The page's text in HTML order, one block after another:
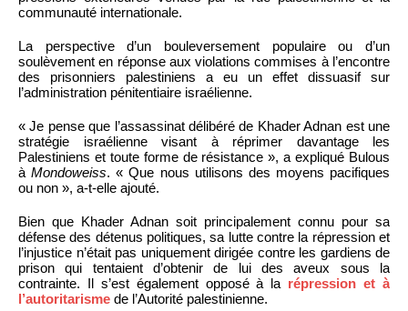
communauté internationale.
La perspective d’un bouleversement populaire ou d’un
soulèvement en réponse aux violations commises à l’encontre
des prisonniers palestiniens a eu un effet dissuasif sur
l’administration pénitentiaire israélienne.
« Je pense que l’assassinat délibéré de Khader Adnan est une
stratégie israélienne visant à réprimer davantage les
Palestiniens et toute forme de résistance », a expliqué Bulous
àMondoweiss. « Que nous utilisons des moyens pacifiques
ou non », a-t-elle ajouté.
Bien que Khader Adnan soit principalement connu pour sa
défense des détenus politiques, sa lutte contre la répression et
l’injustice n’était pas uniquement dirigée contre les gardiens de
prison qui tentaient d’obtenir de lui des aveux sous la
contrainte. Il s’est également opposé à la répression et à
l’autoritarisme de l’Autorité palestinienne.